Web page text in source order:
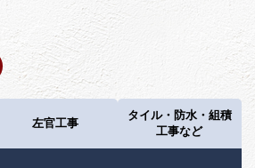
左官工事
タイル・防水・組積
工事など